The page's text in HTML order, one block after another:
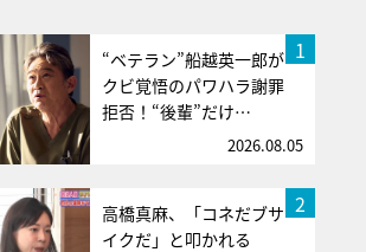
1
“ベテラン”船越英一郎が
クビ覚悟のパワハラ謝罪
拒否！“後輩”だけ…
2026.08.05
2
高橋真麻、「コネだブサ
イクだ」と叩かれる